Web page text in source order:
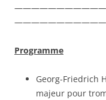
Programme
Georg-Friedrich
majeur pour